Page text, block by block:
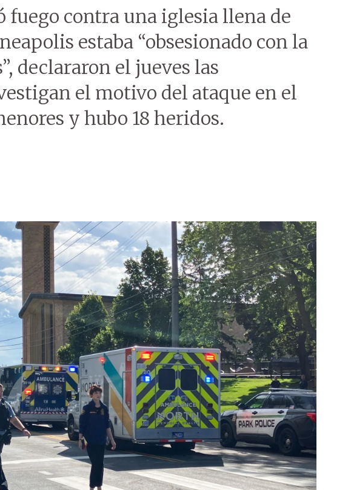
fuego contra una iglesia llena de
estaba “obsesionado con la
declararon el jueves las
el motivo del ataque en el
y hubo 18 heridos.